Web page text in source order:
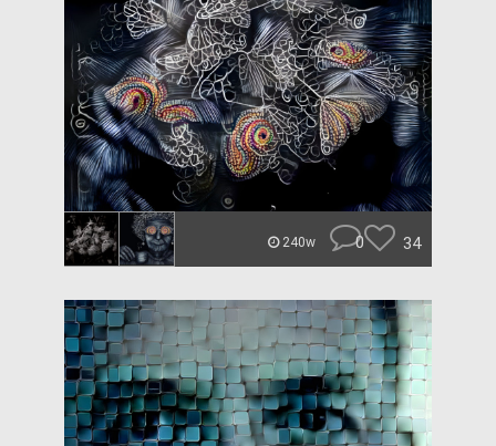
240w 0 34